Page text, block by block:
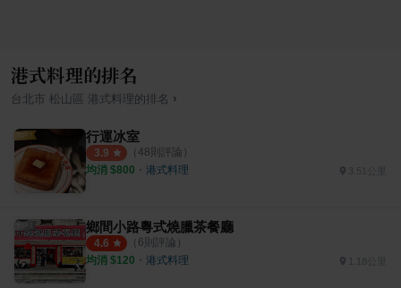
港式料理的排名
台北市 松山區 港式料理的排名 ›
行運冰室
3.9 （ 48則評論）
均消 $800 ・ 港式料理 3.51公里
鄉間小路粵式燒臘茶餐廳
4.6 （ 6則評論）
均消 $120 ・ 港式料理